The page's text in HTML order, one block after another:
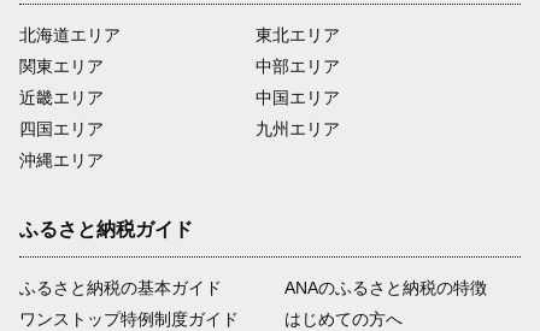
北海道エリア
関東エリア
近畿エリア
四国エリア
沖縄エリア
東北エリア
中部エリア
中国エリア
九州エリア
ふるさと納税ガイド
ふるさと納税の基本ガイド
ワンストップ特例制度ガイド
ANAのふるさと納税の特徴
はじめての方へ